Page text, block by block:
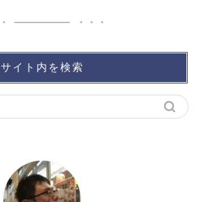
サイト内を検索